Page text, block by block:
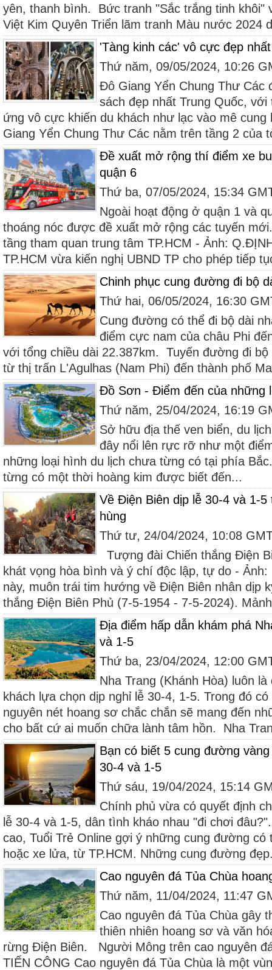
yên, thanh bình. Bức tranh "Sắc trắng tinh khôi"
Việt Kim Quyên Triển lãm tranh Màu nước 2024
'Tàng kinh các' vô cực đẹp
Thứ năm, 09/05/2024, 10:26
Đô Giang Yển Chung Thư Các
sách đẹp nhất Trung Quốc,
ứng vô cực khiến du khách như lạc vào mê
Giang Yển Chung Thư Các nằm trên tầng 2 của
Đề xuất mở rộng thí điểm xe
quận 6
Thứ ba, 07/05/2024, 15:34
Ngoài hoạt động ở quận 1 và
thoáng nóc được đề xuất mở rộng các tuyến
tầng tham quan trung tâm TP.HCM - Ảnh:
TP.HCM vừa kiến nghị UBND TP cho phép tiếp
Chinh phục cung đường đi bộ
Thứ hai, 06/05/2024, 16:30
Cung đường có thể đi bộ dài
điểm cực nam của châu Phi
với tổng chiều dài 22.387km. Tuyến đường đi
từ thị trấn L'Agulhas (Nam Phi) đến thành phố
Đồ Sơn - Điểm đến của những
Thứ năm, 25/04/2024, 16:19
Sở hữu địa thế ven biển, du
đây nổi lên rực rỡ như một
những loại hình du lịch chưa từng có tại phía
từng có một thời hoàng kim được biết đến...
Về Điện Biên dịp lễ 30-4 và 1-
hùng
Thứ tư, 24/04/2024, 10:08
Tượng đài Chiến thắng Điện
khát vọng hòa bình và ý chí độc lập, tự do -
này, muôn trái tim hướng về Điện Biên nhân dịp
thắng Điện Biên Phủ (7-5-1954 - 7-5-2024).
Địa điểm hấp dẫn khám phá
và 1-5
Thứ ba, 23/04/2024, 12:00
Nha Trang (Khánh Hòa) luôn
khách lựa chọn dịp nghỉ lễ 30-4, 1-5. Trong đó
nguyên nét hoang sơ chắc chắn sẽ mang đến
cho bất cứ ai muốn chữa lành tâm hồn. Nha
Bạn có biết 5 cung đường
30-4 và 1-5
Thứ sáu, 19/04/2024, 15:14
Chính phủ vừa có quyết định
lễ 30-4 và 1-5, dân tình kháo nhau "đi chơi
cao, Tuổi Trẻ Online gợi ý những cung đường có
hoặc xe lửa, từ TP.HCM. Những cung đường
Cao nguyên đá Tủa Chùa
Thứ năm, 11/04/2024, 11:47
Cao nguyên đá Tủa Chùa gây
thiên nhiên hoang sơ và văn
rừng Điện Biên. Người Mông trên cao nguyên
TIẾN CÔNG Cao nguyên đá Tủa Chùa là một